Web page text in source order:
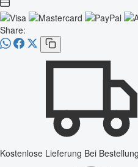
Share:
Kostenlose Lieferung Bei